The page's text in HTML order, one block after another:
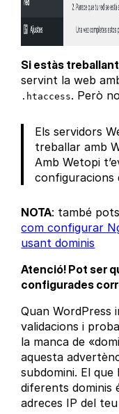
Si estàs
servint la web
.htaccess. Però
Els servidors
treballar amb
Amb Wetopi
configuracions
NOTA: també
com configurar
usant dominis
Atenció! Pot ser
configurades
Quan WordPress
validacions i
la manca de
aquesta
subdomini. El
diferents dominis
adreces IP del